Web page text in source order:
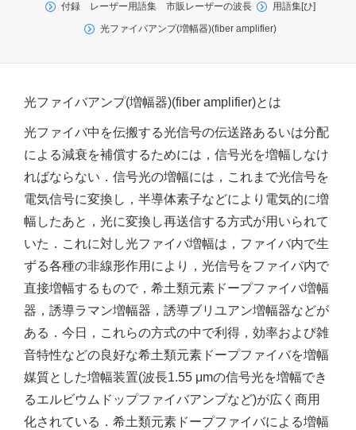
光基礎・光源
サービス
付録 レーザー用語集 市販レーザーの波長
用語集[ひ]
光ファイバアンプ(増幅器)(fiber amplifier)
光ファイバアンプ(増幅器)(fiber amplifier)とは
光ファイバ中を伝搬する光信号の伝送路あるいは分配
による減衰を補償するためには，信号光を増幅しなけ
ればならない．信号光の増幅には，これまで光信号を
電気信号に変換し，半導体素子などにより電気的に増
幅したあと，光に変換し再送信する方式が用いられて
いた．これに対し光ファイバ増幅は，ファイバ内で生
ずる各種の非線形作用により，光信号をファイバ内で
直接増幅するもので，希土類元素ドープファイバ増幅
器，誘導ラマン増幅器，誘導ブリユアン増幅器などが
ある．今日，これらの方式の中で利得，効率および雑
音特性などの良好な希土類元素ドープファイバを増幅
媒質とした増幅装置(波長1.55 μmの信号光を増幅でき
るエルビウムドップファイバアンプなど)が広く商用
化されている．希土類元素ドープファイバによる増幅